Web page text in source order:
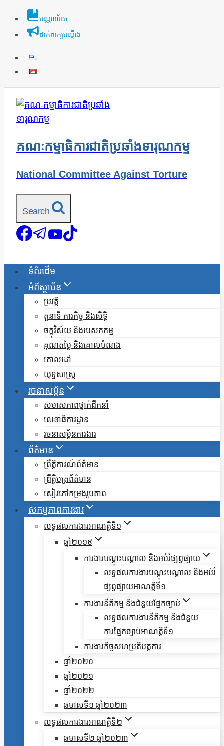
Skip
បណ្ណាល័យ
ដាក់ពាក្យបណ្ដឹង
គណៈកម្មាធិការជាតិប្រឆាំងទារុណកម្ម
National Committee Against Torture
Search
ទំព័រដើម
អំពីស្ថាប័ន
ប្រវត្តិ
តួនាទី ភារកិច្ច និងសិទ្ធិ
ចក្ខុវិស័យ និងបេសកកម្ម
គុណតម្លៃ និងគោលបំណង
គោលដៅ
យុទ្ធសាស្ត្រ
រចនាសម្ព័ន
សមាសភាពថ្នាក់ដឹកនាំ
លេខាធិការដ្ឋាន
រចនាសម្ព័នការងារ
ព័ត៌មាន
ព្រឹត្តិការណ៍ព័ត៌មាន
ព្រឹត្តិបត្រព័ត៌មាន
សៀវភៅកម្រងរូបភាព
សកម្មភាពការងារ
លទ្ធផលការងារអាណត្តិទី១
ឆ្នាំ២០១៩
ការងារបណ្តុះបណ្តាល និងអប់រំផ្សព្វផ្សាយ
លទ្ធផលការងារបណ្តុះបណ្តាល និងអប់រំ
ផ្សព្វផ្សាយអាណត្តិទី១
ការងារនីតិកម្ម និងជំនួយផ្នែកច្បាប់
លទ្ធផលការងារនីតិកម្ម និងជំនួយ
ការផ្មែកច្បាប់អាណត្តិទី១
ការងារកិច្ចសហប្រតិបត្តការ
ឆ្នាំ២០២០
ឆ្នាំ២០២១
ឆ្នាំ២០២២
ឆមាសទី១ ឆ្នាំ២០២៣
លទ្ធផលការងារអាណត្តិទី២
ឆមាសទី២ ឆ្នាំ២០២៣